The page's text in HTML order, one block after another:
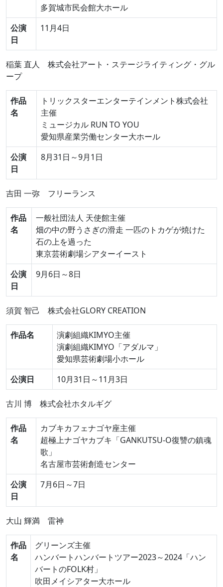
多賀城市民会館大ホール
公演
日
11月4日
稲葉 直人
株式会社アート・ステージライティング・グル
ープ
作品
名
トリックスターエンターテインメント株式会社
主催
ミュージカル RUN TO YOU
愛知県産業労働センター大ホール
公演
日
8月31日～9月1日
吉田 一弥 フリーランス
作品
名
一般社団法人 天使館主催
畑の中の野うさぎの滑走 一匹のトカゲが焼けた
石の上を過った
東京芸術劇場シアターイースト
公演
日
9月6日～8日
須賀 智己 株式会社GLORY CREATION
作品名
演劇組織KIMYO主催
演劇組織KIMYO「アダルマ」
愛知県芸術劇場小ホール
公演日
10月31日～11月3日
古川 博 株式会社ホタルギグ
作品
名
カブキカフェナゴヤ座主催
超極上ナゴヤカブキ「GANKUTSU-O復讐の鎮魂
歌」
名古屋市芸術創造センター
公演
日
7月6日～7日
大山 輝満 雷神
作品
名
グリーンズ主催
ハンバートハンバートツアー2023～2024「ハン
バートのFOLK村」
吹田メイシアター大ホール